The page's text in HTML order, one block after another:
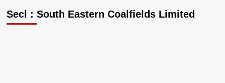
देकर
Secl : South Eastern Coalfields Limited